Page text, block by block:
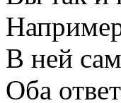
В ней
Оба